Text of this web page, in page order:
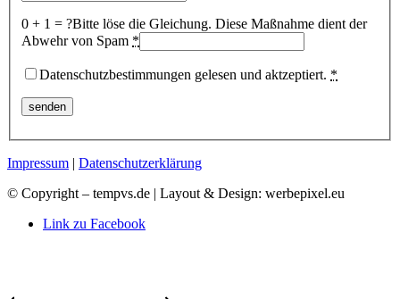
0 + 1 = ?Bitte löse die Gleichung. Diese Maßnahme dient der
Abwehr von Spam *
Datenschutzbestimmungen gelesen und aktzeptiert. *
Impressum | Datenschutzerklärung
© Copyright – tempvs.de | Layout & Design: werbepixel.eu
Link zu Facebook